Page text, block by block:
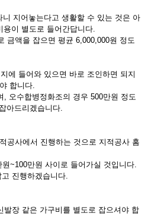
지어놓는다고 생활할 수 있는 것은 아
용이 별도로 들어간답니다.
금액을 잡으면 평균 6,000,000원 정도
에 들어와 있으면 바로 조인하면 되지
합니다.
, 오수합병정화조의 경우 500만원 정도
아드리겠습니다.
공사에서 진행하는 것으로 지적공사 홈
~100만원 사이로 들어가실 것입니다.
진행하겠습니다.
장 같은 가구비를 별도로 잡으셔야 합